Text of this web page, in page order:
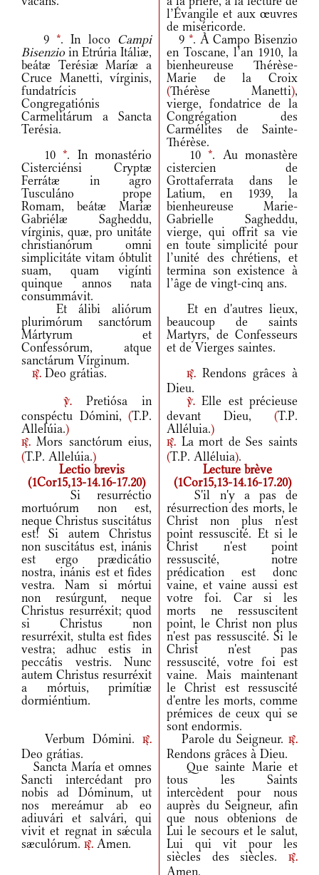
l’Évangile et aux œuvres
de miséricorde.
9*. In loco Campi
Bisenzio in Etrúria Itáliæ,
beátæ Terésiæ Maríæ a
Cruce Manetti, vírginis,
fundatrícis
Congregatiónis
Carmelitárum a Sancta
Terésia.
9 *. À Campo Bisenzio
en Toscane, l’an 1910, la
bienheureuse Thérèse-
Marie de la Croix
(Thérèse Manetti),
vierge, fondatrice de la
Congrégation des
Carmélites de Sainte-
Thérèse.
10 *. In monastério
Cisterciénsi Cryptæ
Ferrátæ in agro
Tusculáno prope
Romam, beátæ Maríæ
Gabriélæ Sagheddu,
vírginis, quæ, pro unitáte
christianórum omni
simplicitáte vitam óbtulit
suam, quam vigínti
quinque annos nata
consummávit.
10 *. Au monastère
cistercien de
Grottaferrata dans le
Latium, en 1939, la
bienheureuse Marie-
Gabrielle Sagheddu,
vierge, qui offrit sa vie
en toute simplicité pour
l’unité des chrétiens, et
termina son existence à
l’âge de vingt-cinq ans.
Et álibi aliórum
plurimórum sanctórum
Mártyrum et
Confessórum, atque
sanctárum Vírginum.
Et en d'autres lieux,
beaucoup de saints
Martyrs, de Confesseurs
et de Vierges saintes.
r. Deo grátias. r.Rendons grâces à
Dieu.
v.
Pretiósa in
conspéctu Dómini, (T.P.
Allelúia.)
r. Mors sanctórum eius,
(T.P. Allelúia.)
v. Elle est précieuse
devant Dieu, (T.P.
Alléluia.)
r. La mort de Ses saints
(T.P. Alléluia).
Lectio brevis
(1Cor15,13-14.16-17.20)
Lecture brève
(1Cor15,13-14.16-17.20)
Si resurréctio
mortuórum non est,
neque Christus suscitátus
est! Si autem Christus
non suscitátus est, inánis
est ergo prædicátio
nostra, inánis est et fides
vestra. Nam si mórtui
non resúrgunt, neque
Christus resurréxit; quod
si Christus non
resurréxit, stulta est fides
vestra; adhuc estis in
peccátis vestris. Nunc
autem Christus resurréxit
a mórtuis, primítiæ
dormiéntium.
S'il n'y a pas de
résurrection des morts, le
Christ non plus n'est
point ressuscité. Et si le
Christ n'est point
ressuscité, notre
prédication est donc
vaine, et vaine aussi est
votre foi. Car si les
morts ne ressuscitent
point, le Christ non plus
n'est pas ressuscité. Si le
Christ n'est pas
ressuscité, votre foi est
vaine. Mais maintenant
le Christ est ressuscité
d'entre les morts, comme
prémices de ceux qui se
sont endormis.
Verbum Dómini.
r.
Deo grátias.
Parole du Seigneur. r.
Rendons grâces à Dieu.
Sancta María et omnes
Sancti intercédant pro
nobis ad Dóminum, ut
nos mereámur ab eo
adiuvári et salvári, qui
vivit et regnat in sǽcula
sæculórum. r. Amen.
Que sainte Marie et
tous les Saints
intercèdent pour nous
auprès du Seigneur, afin
que nous obtenions de
Lui le secours et le salut,
Lui qui vit pour les
siècles des siècles.
r.
Amen.